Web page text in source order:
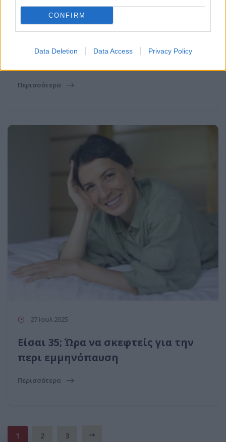
CONFIRM
Data Deletion Data Access Privacy Policy
Περισσότερα
27 Ιουλ 2025
Είσαι 35; Ώρα να σκεφτείς για την
περι εμμηνόπαυση
Περισσότερα
1 2 3